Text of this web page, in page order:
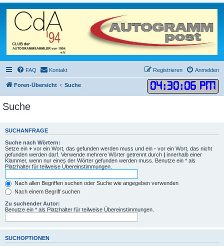
FAQ Kontakt Anmelden
Registrieren
Foren-Übersicht Suche 04:30:06 PM
Suche
SUCHANFRAGE
Suche nach Wörtern:
Setze ein + vor ein Wort, das gefunden werden muss und ein - vor ein Wort, das nicht
gefunden werden darf. Verwende mehrere Wörter getrennt durch | innerhalb einer
Klammer, wenn nur eines der Wörter gefunden werden muss. Benutze ein * als
Platzhalter für teilweise Übereinstimmungen.
Nach allen Begriffen suchen oder Suche wie angegeben verwenden
Nach einem Begriff suchen
Zu suchender Autor:
Benutze ein * als Platzhalter für teilweise Übereinstimmungen.
SUCHOPTIONEN